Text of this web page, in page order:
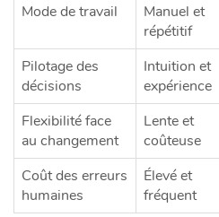
Mode de travail
Manuel et
répétitif
Pilotage des
décisions
Intuition et
expérience
Flexibilité face
au changement
Lente et
coûteuse
Coût des erreurs
humaines
Élevé et
fréquent